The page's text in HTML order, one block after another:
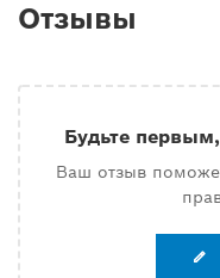
Отзывы
Будьте
Ваш отзыв